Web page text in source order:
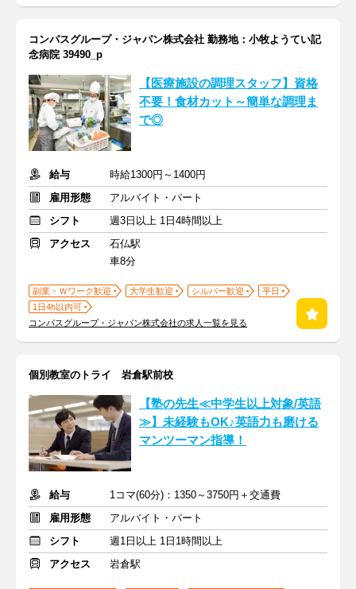
コンパスグループ・ジャパン株式会社 勤務地：小牧ようてい記
念病院 39490_p
【医療施設の調理スタッフ】資格
不要！食材カット～簡単な調理ま
で◎
給与
時給1300円～1400円
雇用形態
アルバイト・パート
シフト
週3日以上 1日4時間以上
アクセス
石仏駅
車8分
副業・Ｗワーク歓迎 大学生歓迎 シルバー歓迎
平日
1日4h以内可
コンパスグループ・ジャパン株式会社の求人一覧を見る
個別教室のトライ 岩倉駅前校
【塾の先生≪中学生以上対象/英語
≫】未経験もOK♪英語力も磨ける
マンツーマン指導！
給与
1コマ(60分)：1350～3750円＋交通費
雇用形態
アルバイト・パート
シフト
週1日以上 1日1時間以上
アクセス
岩倉駅